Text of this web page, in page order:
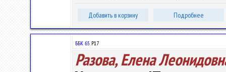
Добавить в корзину Подробнее
ББК 65.Р17
Разова, Елена